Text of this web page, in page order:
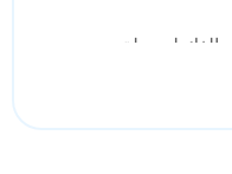
الفك لسهولة